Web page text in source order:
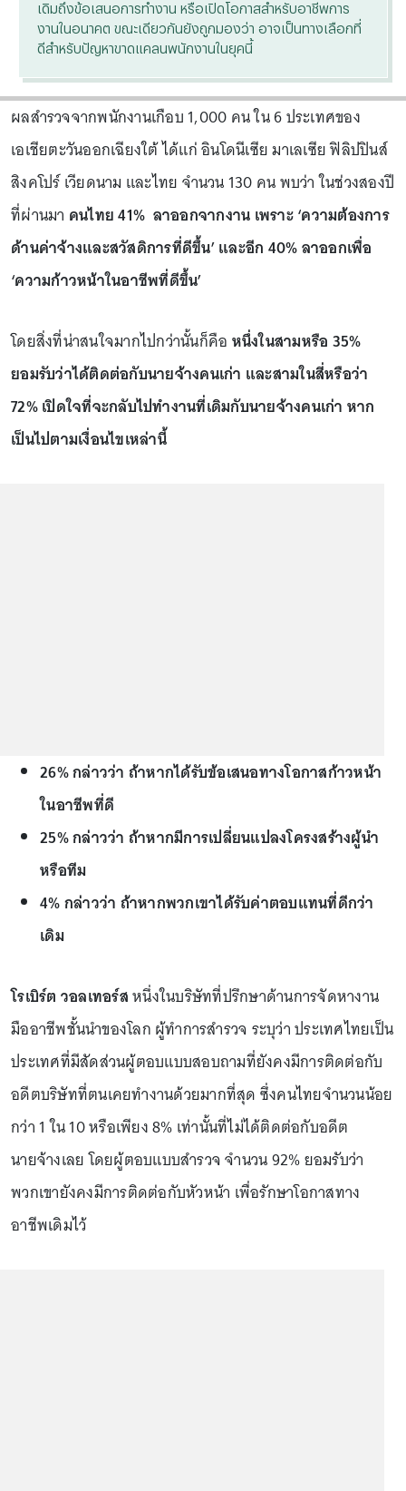
เดิมถึงข้อเสนอการทำงาน หรือเปิดโอกาสสำหรับอาชีพการ
งานในอนาคต ขณะเดียวกันยังถูกมองว่า อาจเป็นทางเลือกที่
ดีสำหรับปัญหาขาดแคลนพนักงานในยุคนี้
ผลสำรวจจากพนักงานเกือบ 1,000 คน ใน 6 ประเทศของ
เอเชียตะวันออกเฉียงใต้ ได้แก่ อินโดนีเซีย มาเลเซีย ฟิลิปปินส์
สิงคโปร์ เวียดนาม และไทย จำนวน 130 คน พบว่า ในช่วงสองปี
ที่ผ่านมา คนไทย 41% ลาออกจากงาน เพราะ ‘ความต้องการ
ด้านค่าจ้างและสวัสดิการที่ดีขึ้น’ และอีก 40% ลาออกเพื่อ
‘ความก้าวหน้าในอาชีพที่ดีขึ้น’
โดยสิ่งที่น่าสนใจมากไปกว่านั้นก็คือ หนึ่งในสามหรือ 35%
ยอมรับว่าได้ติดต่อกับนายจ้างคนเก่า และสามในสี่หรือว่า
72% เปิดใจที่จะกลับไปทำงานที่เดิมกับนายจ้างคนเก่า หาก
เป็นไปตามเงื่อนไขเหล่านี้
26% กล่าวว่า ถ้าหากได้รับข้อเสนอทางโอกาสก้าวหน้า
ในอาชีพที่ดี
25% กล่าวว่า ถ้าหากมีการเปลี่ยนแปลงโครงสร้างผู้นำ
หรือทีม
4% กล่าวว่า ถ้าหากพวกเขาได้รับค่าตอบแทนที่ดีกว่า
เดิม
โรเบิร์ต วอลเทอร์สหนึ่งในบริษัทที่ปรึกษาด้านการจัดหางาน
มืออาชีพชั้นนำของโลก ผู้ทำการสำรวจ ระบุว่า ประเทศไทยเป็น
ประเทศที่มีสัดส่วนผู้ตอบแบบสอบถามที่ยังคงมีการติดต่อกับ
อดีตบริษัทที่ตนเคยทำงานด้วยมากที่สุด ซึ่งคนไทยจำนวนน้อย
กว่า 1 ใน 10 หรือเพียง 8% เท่านั้นที่ไม่ได้ติดต่อกับอดีต
นายจ้างเลย โดยผู้ตอบแบบสำรวจ จำนวน 92% ยอมรับว่า
พวกเขายังคงมีการติดต่อกับหัวหน้า เพื่อรักษาโอกาสทาง
อาชีพเดิมไว้